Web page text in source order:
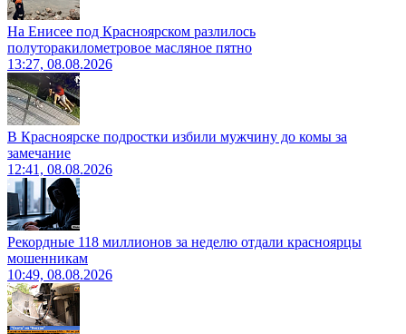
На Енисее под Красноярском разлилось
полуторакилометровое масляное пятно
13:27, 08.08.2026
В Красноярске подростки избили мужчину до комы за
замечание
12:41, 08.08.2026
Рекордные 118 миллионов за неделю отдали красноярцы
мошенникам
10:49, 08.08.2026